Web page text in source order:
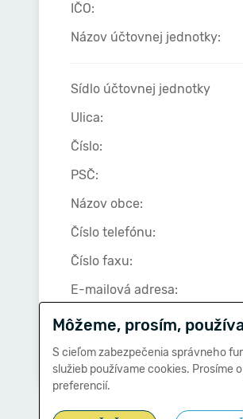
IČO:
Názov účtovnej jednotky:
Sídlo účtovnej jednotky
Ulica:
Číslo:
PSČ:
Názov obce:
Číslo telefónu:
Číslo faxu:
E-mailová adresa:
Môžeme, prosím,
S cieľom zabezpečenia správneho
služieb používame cookies. Prosíme
preferencií.